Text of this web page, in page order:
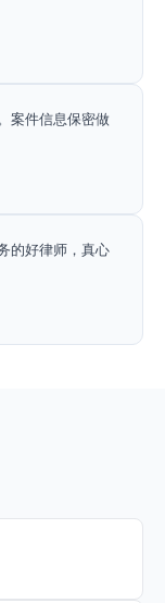
案件信息保密做
的好律师，真心